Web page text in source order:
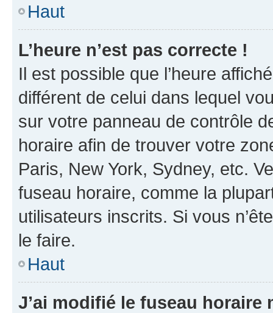
Haut
L’heure n’est pas correcte !
Il est possible que l’heure
différent de celui dans lequel
sur votre panneau de contrôle
horaire afin de trouver votre
Paris, New York, Sydney, etc.
fuseau horaire, comme la
utilisateurs inscrits. Si vous
le faire.
Haut
J’ai modifié le fuseau horaire